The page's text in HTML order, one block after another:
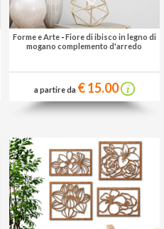
Forme e Arte -Fiore di ibisco in legno di
mogano complemento d'arredo
a partire da € 15.00